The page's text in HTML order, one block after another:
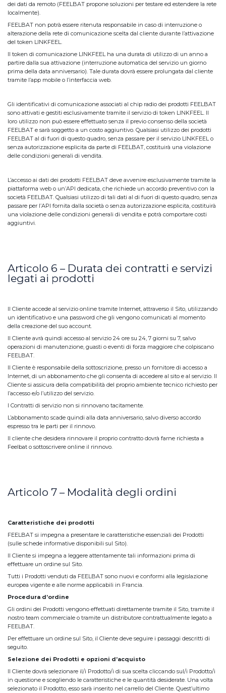
dei dati da remoto (FEELBAT propone soluzioni per testare ed estendere la rete
localmente).
FEELBAT non potrà essere ritenuta responsabile in caso di interruzione o
alterazione della rete di comunicazione scelta dal cliente durante l’attivazione
del token LINKFEEL.
Il token di comunicazione LINKFEEL ha una durata di utilizzo di un anno a
partire dalla sua attivazione (interruzione automatica del servizio un giorno
prima della data anniversario). Tale durata dovrà essere prolungata dal cliente
tramite l’app mobile o l’interfaccia web.
Gli identificativi di comunicazione associati al chip radio dei prodotti FEELBAT
sono attivati e gestiti esclusivamente tramite il servizio di token LINKFEEL. Il
loro utilizzo non può essere effettuato senza il previo consenso della società
FEELBAT e sarà soggetto a un costo aggiuntivo. Qualsiasi utilizzo dei prodotti
FEELBAT al di fuori di questo quadro, senza passare per il servizio LINKFEEL o
senza autorizzazione esplicita da parte di FEELBAT, costituirà una violazione
delle condizioni generali di vendita.
L’accesso ai dati dei prodotti FEELBAT deve avvenire esclusivamente tramite la
piattaforma web o un’API dedicata, che richiede un accordo preventivo con la
società FEELBAT. Qualsiasi utilizzo di tali dati al di fuori di questo quadro, senza
passare per l’API fornita dalla società o senza autorizzazione esplicita, costituirà
una violazione delle condizioni generali di vendita e potrà comportare costi
aggiuntivi.
Articolo 6 – Durata dei contratti e servizi
legati ai prodotti
Il Cliente accede al servizio online tramite Internet, attraverso il Sito, utilizzando
un identificativo e una password che gli vengono comunicati al momento
della creazione del suo account.
Il Cliente avrà quindi accesso al servizio 24 ore su 24, 7 giorni su 7, salvo
operazioni di manutenzione, guasti o eventi di forza maggiore che colpiscano
FEELBAT.
Il Cliente è responsabile della sottoscrizione, presso un fornitore di accesso a
Internet, di un abbonamento che gli consenta di accedere al sito e al servizio. Il
Cliente si assicura della compatibilità del proprio ambiente tecnico richiesto per
l’accesso e/o l’utilizzo del servizio.
I Contratti di servizio non si rinnovano tacitamente.
L’abbonamento scade quindi alla data anniversario, salvo diverso accordo
espresso tra le parti per il rinnovo.
Il cliente che desidera rinnovare il proprio contratto dovrà farne richiesta a
Feelbat o sottoscrivere online il rinnovo.
Articolo 7 – Modalità degli ordini
Caratteristiche dei prodotti
FEELBAT si impegna a presentare le caratteristiche essenziali dei Prodotti
(sulle schede informative disponibili sul Sito).
Il Cliente si impegna a leggere attentamente tali informazioni prima di
effettuare un ordine sul Sito.
Tutti i Prodotti venduti da FEELBAT sono nuovi e conformi alla legislazione
europea vigente e alle norme applicabili in Francia.
Procedura d’ordine
Gli ordini dei Prodotti vengono effettuati direttamente tramite il Sito, tramite il
nostro team commerciale o tramite un distributore contrattualmente legato a
FEELBAT.
Per effettuare un ordine sul Sito, il Cliente deve seguire i passaggi descritti di
seguito.
Selezione dei Prodotti e opzioni d’acquisto
Il Cliente dovrà selezionare il/i Prodotto/i di sua scelta cliccando sul/i Prodotto/i
in questione e scegliendo le caratteristiche e le quantità desiderate. Una volta
selezionato il Prodotto, esso sarà inserito nel carrello del Cliente. Quest’ultimo